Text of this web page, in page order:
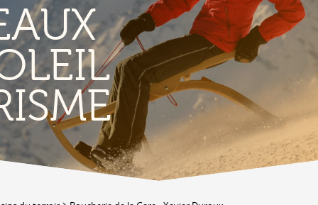
TERROIR &
PATRIMOINE
Vignoble & parcours viticoles
Produits et magasins du terroir
Bourg de Conthey
Eglises & chapelles
Vestiges gallo-romains d'Ardon